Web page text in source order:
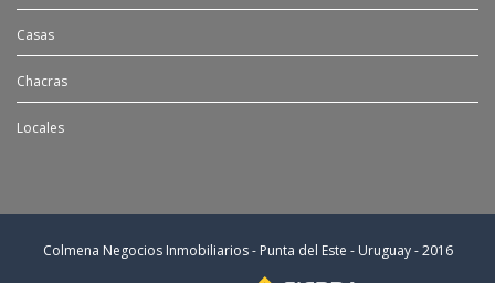
Casas
Chacras
Locales
Colmena Negocios Inmobiliarios - Punta del Este - Uruguay - 2016